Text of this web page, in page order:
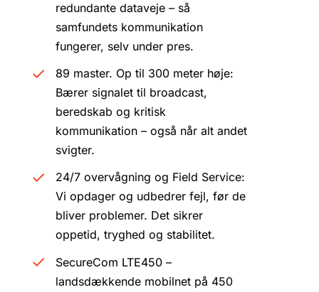
redundante dataveje – så
samfundets kommunikation
fungerer, selv under pres.
89 master. Op til 300 meter høje:
Bærer signalet til broadcast,
beredskab og kritisk
kommunikation – også når alt andet
svigter.
24/7 overvågning og Field Service:
Vi opdager og udbedrer fejl, før de
bliver problemer. Det sikrer
oppetid, tryghed og stabilitet.
SecureCom LTE450 –
landsdækkende mobilnet på 450